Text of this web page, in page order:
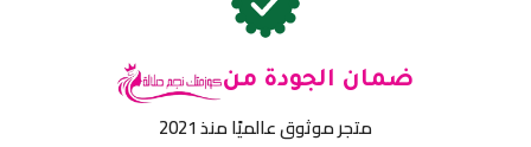
ضمان الجودة من
متجر موثوق عالميًا منذ 2021